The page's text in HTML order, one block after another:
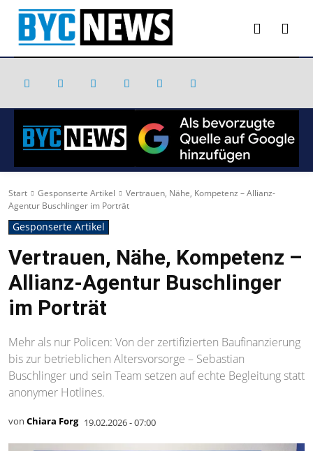
Start Gesponserte Artikel
Vertrauen, Nähe, Kompetenz – Allianz-
Agentur Buschlinger im Porträt
Gesponserte Artikel
Vertrauen, Nähe, Kompetenz –
Allianz-Agentur Buschlinger
im Porträt
Mehr als nur Policen: Von der zertifizierten Baufinanzierung
bis zur betrieblichen Altersvorsorge – Sebastian
Buschlinger und sein Team setzen auf echte Begleitung statt
anonymer Hotlines.
von Chiara Forg 19.02.2026 - 07:00